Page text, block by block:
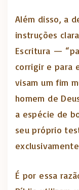
Além disso, a
instruções
Escritura —
corrigir e para
visam um fim
homem de
a espécie de
seu próprio
É por essa